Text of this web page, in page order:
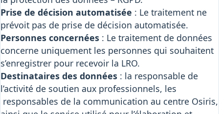
Prise de décision automatisée : Le traitement ne
prévoit pas de prise de décision automatisée.
Personnes concernées : Le traitement de données
concerne uniquement les personnes qui souhaitent
s’enregistrer pour recevoir la LRO.
Destinataires des données : la responsable de
l’activité de soutien aux professionnels, les
responsables de la communication au centre Osiris,